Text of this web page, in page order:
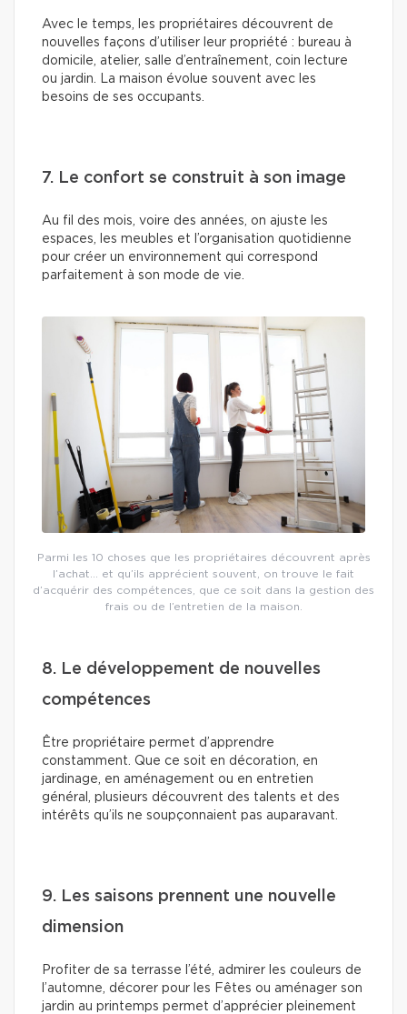
Avec le temps, les propriétaires découvrent de
nouvelles façons d’utiliser leur propriété : bureau à
domicile, atelier, salle d’entraînement, coin lecture
ou jardin. La maison évolue souvent avec les
besoins de ses occupants.
7. Le confort se construit à son image
Au fil des mois, voire des années, on ajuste les
espaces, les meubles et l’organisation quotidienne
pour créer un environnement qui correspond
parfaitement à son mode de vie.
Parmi les 10 choses que les propriétaires découvrent après
l’achat… et qu’ils apprécient souvent, on trouve le fait
d’acquérir des compétences, que ce soit dans la gestion des
frais ou de l’entretien de la maison.
8. Le développement de nouvelles
compétences
Être propriétaire permet d’apprendre
constamment. Que ce soit en décoration, en
jardinage, en aménagement ou en entretien
général, plusieurs découvrent des talents et des
intérêts qu’ils ne soupçonnaient pas auparavant.
9. Les saisons prennent une nouvelle
dimension
Profiter de sa terrasse l’été, admirer les couleurs de
l’automne, décorer pour les Fêtes ou aménager son
jardin au printemps permet d’apprécier pleinement